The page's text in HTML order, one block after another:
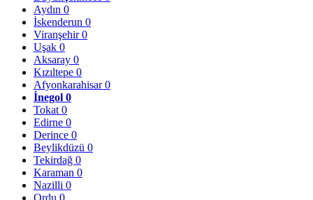
Aydın 0
İskenderun 0
Viranşehir0
Uşak 0
Aksaray 0
Kızıltepe 0
Afyonkarahisar0
İnegol 0
Tokat 0
Edirne 0
Derince 0
Beylikdüzü 0
Tekirdağ 0
Karaman 0
Nazilli 0
Ordu 0